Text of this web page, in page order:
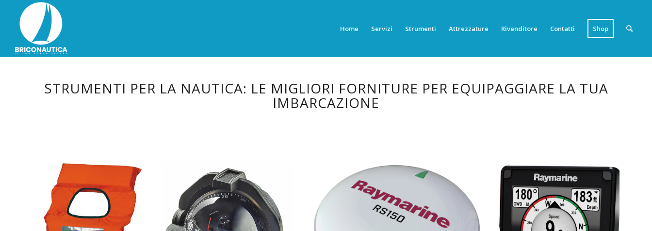
Home Servizi Strumenti Attrezzature Rivenditore Contatti Shop
STRUMENTI PER LA NAUTICA: LE MIGLIORI FORNITURE PER EQUIPAGGIARE LA TUA
IMBARCAZIONE